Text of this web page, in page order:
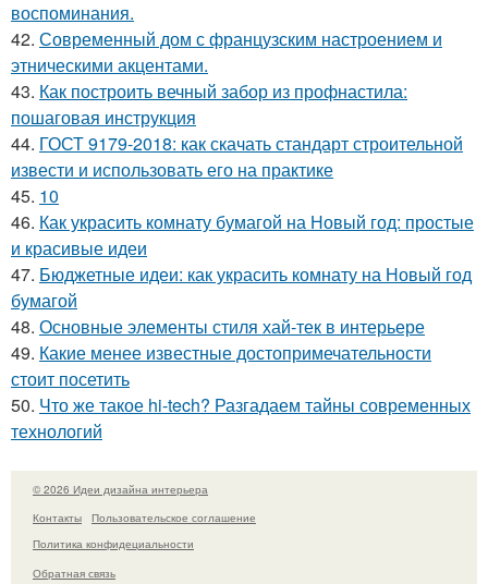
воспоминания.
42. Современный дом с французским настроением и
этническими акцентами.
43. Как построить вечный забор из профнастила:
пошаговая инструкция
44. ГОСТ 9179-2018: как скачать стандарт строительной
извести и использовать его на практике
45. 10
46. Как украсить комнату бумагой на Новый год: простые
и красивые идеи
47. Бюджетные идеи: как украсить комнату на Новый год
бумагой
48. Основные элементы стиля хай-тек в интерьере
49. Какие менее известные достопримечательности
стоит посетить
50. Что же такое hi-tech? Разгадаем тайны современных
технологий
© 2026 Идеи дизайна интерьера
Контакты
Пользовательское соглашение
Политика конфидециальности
Обратная связь